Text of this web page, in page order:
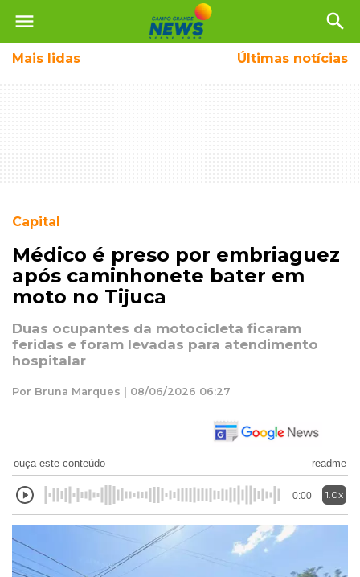
menu search
Mais lidas Últimas notícias
Capital
Médico é preso por embriaguez
após caminhonete bater em
moto no Tijuca
Duas ocupantes da motocicleta ficaram
feridas e foram levadas para atendimento
hospitalar
Por Bruna Marques | 08/06/2026 06:27
ouça este conteúdo readme
0:00 1.0x